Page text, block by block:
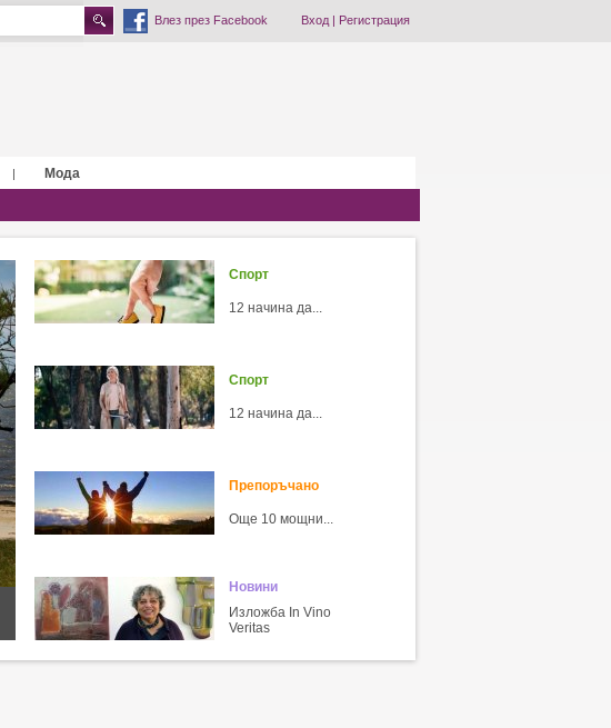
Влез през Facebook Вход| Регистрация
| Мода
Спорт
12 начина да...
Спорт
12 начина да...
Препоръчано
Още 10 мощни...
Новини
Изложба In Vino
Veritas